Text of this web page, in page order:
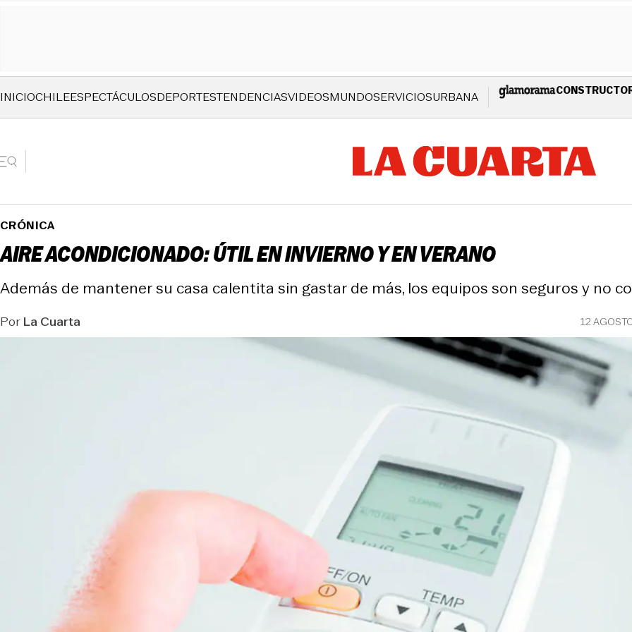
INICIOCHILEESPECTÁCULOSDEPORTESTENDENCIASVIDEOSMUNDOSERVICIOSURBANA
CRÓNICA
AIRE ACONDICIONADO: ÚTIL EN INVIERNO Y EN VERANO
Además de mantener su casa calentita sin gastar de más, los equipos son seguros y no
PorLa Cuarta 12